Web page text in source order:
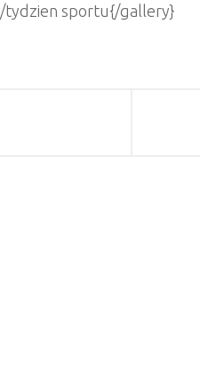
sportu{/gallery}